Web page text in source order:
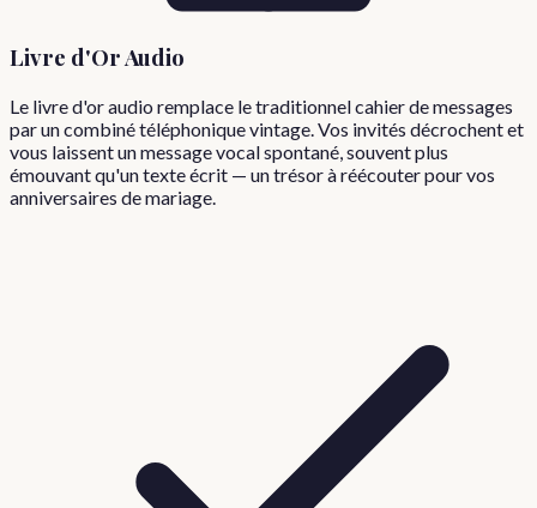
Livre d'Or Audio
Le livre d'or audio remplace le traditionnel cahier de messages
par un combiné téléphonique vintage. Vos invités décrochent et
vous laissent un message vocal spontané, souvent plus
émouvant qu'un texte écrit — un trésor à réécouter pour vos
anniversaires de mariage.